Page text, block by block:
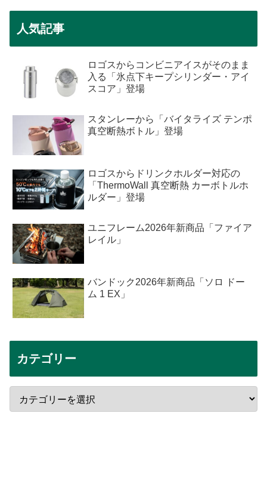
人気記事
ロゴスからコンビニアイスがそのまま
入る「氷点下キープシリンダー・アイ
スコア」登場
スタンレーから「バイタライズ テンポ
真空断熱ボトル」登場
ロゴスからドリンクホルダー対応の
「ThermoWall 真空断熱 カーボトルホ
ルダー」登場
ユニフレーム2026年新商品「ファイア
レイル」
バンドック2026年新商品「ソロ ドー
ム 1 EX」
カテゴリー